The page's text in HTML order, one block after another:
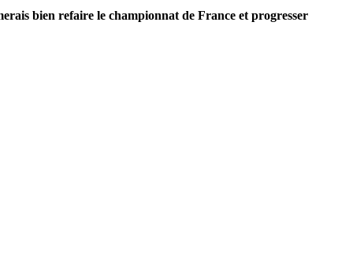
bien refaire le championnat de France et progresser